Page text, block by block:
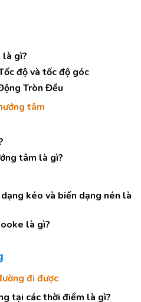
là gì?
độ và tốc độ góc
Tròn Đều
tâm
tâm là gì?
kéo và biến dạng nén là
là gì?
đi được
tại các thời điểm là gì?